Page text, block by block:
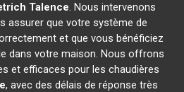
Talence. Nous intervenons
assurer que votre système de
et que vous bénéficiez
dans votre maison. Nous offrons
et efficaces pour les chaudières
, avec des délais de réponse très